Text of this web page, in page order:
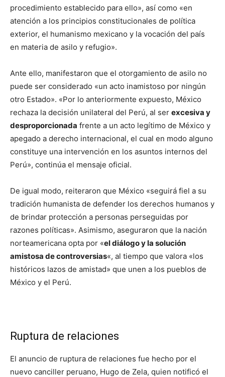
procedimiento establecido para ello», así como «en
atención a los principios constitucionales de política
exterior, el humanismo mexicano y la vocación del país
en materia de asilo y refugio».
Ante ello, manifestaron que el otorgamiento de asilo no
puede ser considerado «un acto inamistoso por ningún
otro Estado». «Por lo anteriormente expuesto, México
rechaza la decisión unilateral del Perú, al ser excesiva y
desproporcionada frente a un acto legítimo de México y
apegado a derecho internacional, el cual en modo alguno
constituye una intervención en los asuntos internos del
Perú», continúa el mensaje oficial.
De igual modo, reiteraron que México «seguirá fiel a su
tradición humanista de defender los derechos humanos y
de brindar protección a personas perseguidas por
razones políticas». Asimismo, aseguraron que la nación
norteamericana opta por «el diálogo y la solución
amistosa de controversias«, al tiempo que valora «los
históricos lazos de amistad» que unen a los pueblos de
México y el Perú.
Ruptura de relaciones
El anuncio de ruptura de relaciones fue hecho por el
nuevo canciller peruano, Hugo de Zela, quien notificó el